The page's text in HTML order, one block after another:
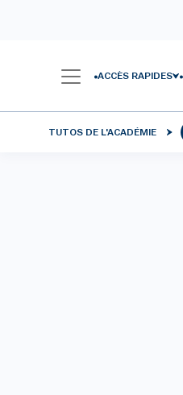
ACCÈS RAPIDES
TUTOS DE L'ACADÉMIE